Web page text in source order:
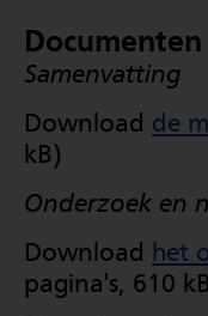
Documenten
Samenvatting
Download de
kB)
Onderzoek en
Download het
pagina's, 610